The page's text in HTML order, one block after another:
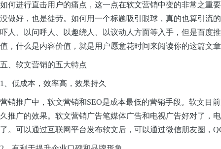
如何进行直击用户的痛点，这一点在软文营销中变的非常之重
没做好，也是徒劳。如何用一个标题吸引眼球，真的也算引流
吓人、以问呼人、以趣绕人、以议动人方面等入手，但是百度
值，什么是内容价值，就是用户愿意花时间来阅读你的这篇文
五、软文营销的五大特点
1、低成本，效率高，效果持久
营销推广中，软文营销和SEO是成本最低的营销手段。软文目
久推广的效果。软文营销广告笔媒体广告和电视广告好对了，
了。可以通过互联网平台发布软文后，可以通过微信朋友圈，